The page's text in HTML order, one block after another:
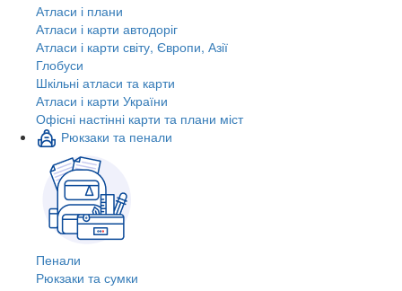
Атласи і плани
Атласи і карти автодоріг
Атласи і карти світу, Європи, Азії
Глобуси
Шкільні атласи та карти
Атласи і карти України
Офісні настінні карти та плани міст
Рюкзаки та пенали
Пенали
Рюкзаки та сумки